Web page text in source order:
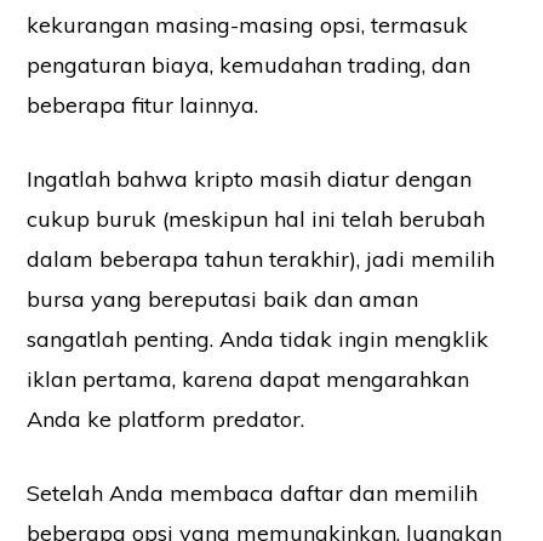
kekurangan masing-masing opsi, termasuk
pengaturan biaya, kemudahan trading, dan
beberapa fitur lainnya.
Ingatlah bahwa kripto masih diatur dengan
cukup buruk (meskipun hal ini telah berubah
dalam beberapa tahun terakhir), jadi memilih
bursa yang bereputasi baik dan aman
sangatlah penting. Anda tidak ingin mengklik
iklan pertama, karena dapat mengarahkan
Anda ke platform predator.
Setelah Anda membaca daftar dan memilih
beberapa opsi yang memungkinkan, luangkan